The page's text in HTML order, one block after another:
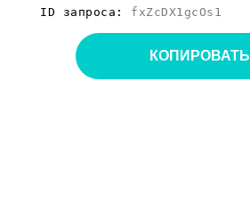
ID запроса: fxZcDX1gcOs1
КОПИРОВАТЬ